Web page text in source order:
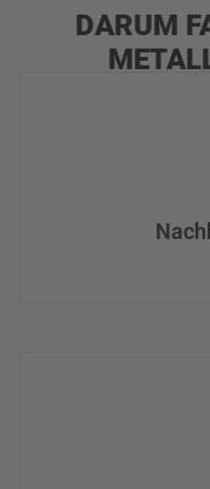
DARUM